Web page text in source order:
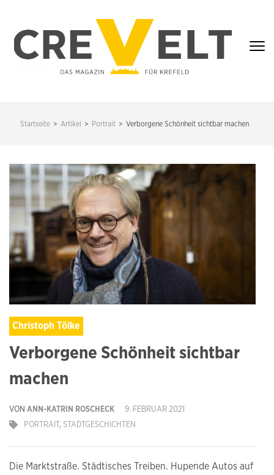
springen
(Enter
KREFELD
Startseite > Artikel > Portrait > Verborgene Schönheit sichtbar machen
Christoph Tölke
Verborgene Schönheit sichtbar
machen
VON ANN-KATRIN ROSCHECK
9. FEBRUAR 2021
PORTRAIT , STADTGESCHICHTEN
Die Marktstraße. Städtisches Treiben. Hupende Autos auf